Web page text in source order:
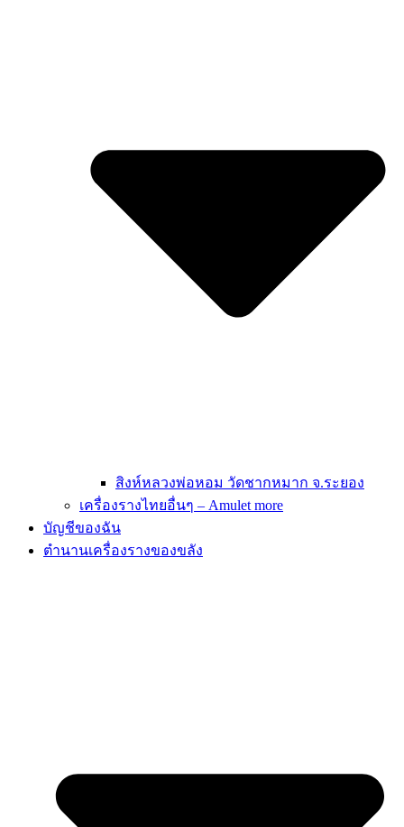
สิงห์หลวงพ่อหอม วัดชากหมาก จ.ระยอง
เครื่องรางไทยอื่นๆ – Amulet more
บัญชีของฉัน
ตำนานเครื่องรางของขลัง